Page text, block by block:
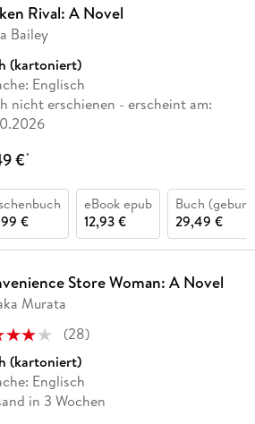
Rival: A Novel
Bailey
(kartoniert)
Englisch
nicht erschienen - erscheint am:
€*
€
eBook epub
12,93 €
Buch
29,49 €
Store Woman: A Novel
Murata
(28)
(kartoniert)
Englisch
in 3 Wochen